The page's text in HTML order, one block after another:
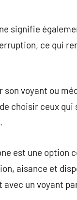
signifie
ce qui
voyant ou
choisir ceux
est une
aisance et
un voyant